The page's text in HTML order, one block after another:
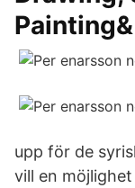
Painting&
upp för de
vill en